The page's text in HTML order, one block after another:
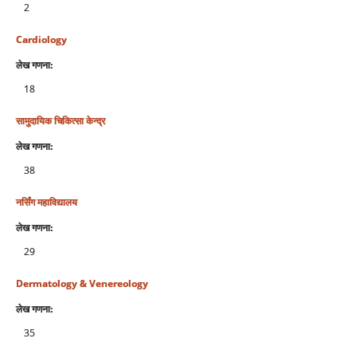
2
Cardiology
लेख गणना:
18
सामुदायिक चिकित्‍सा केन्‍द्र
लेख गणना:
38
नर्सिंग महाविद्यालय
लेख गणना:
29
Dermatology & Venereology
लेख गणना:
35